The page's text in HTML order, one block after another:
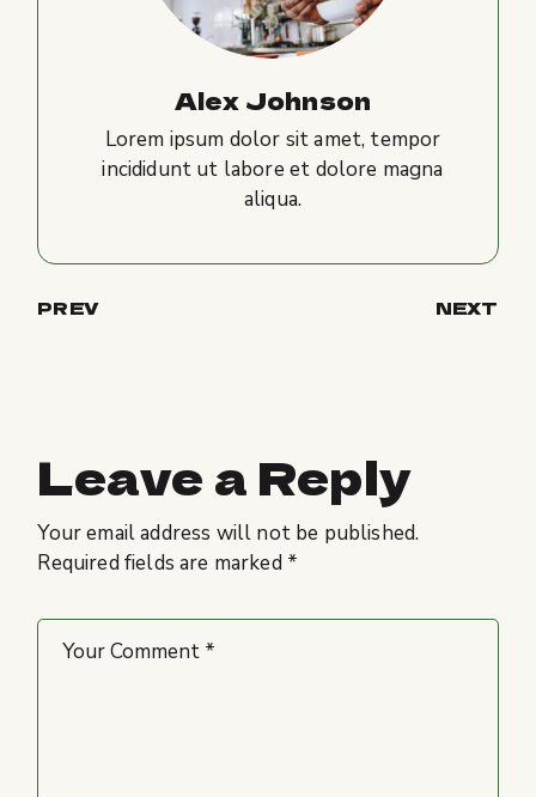
Alex Johnson
Lorem ipsum dolor sit amet, tempor
incididunt ut labore et dolore magna
aliqua.
PREV NEXT
Leave a Reply
Your email address will not be published.
Required fields are marked *